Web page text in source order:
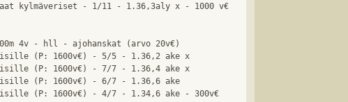
kylmäveriset - 1/11 - 1.36,3aly x - 1000 v€
4v - hll - ajohanskat (arvo 20v€)
(P: 1600v€) - 5/5 - 1.36,2 ake x
(P: 1600v€) - 7/7 - 1.36,4 ake x
(P: 1600v€) - 6/7 - 1.36,6 ake
(P: 1600v€) - 4/7 - 1.34,6 ake - 300v€